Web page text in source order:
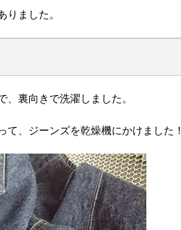
りました。
、裏向きで洗濯しました。
、ジーンズを乾燥機にかけました！